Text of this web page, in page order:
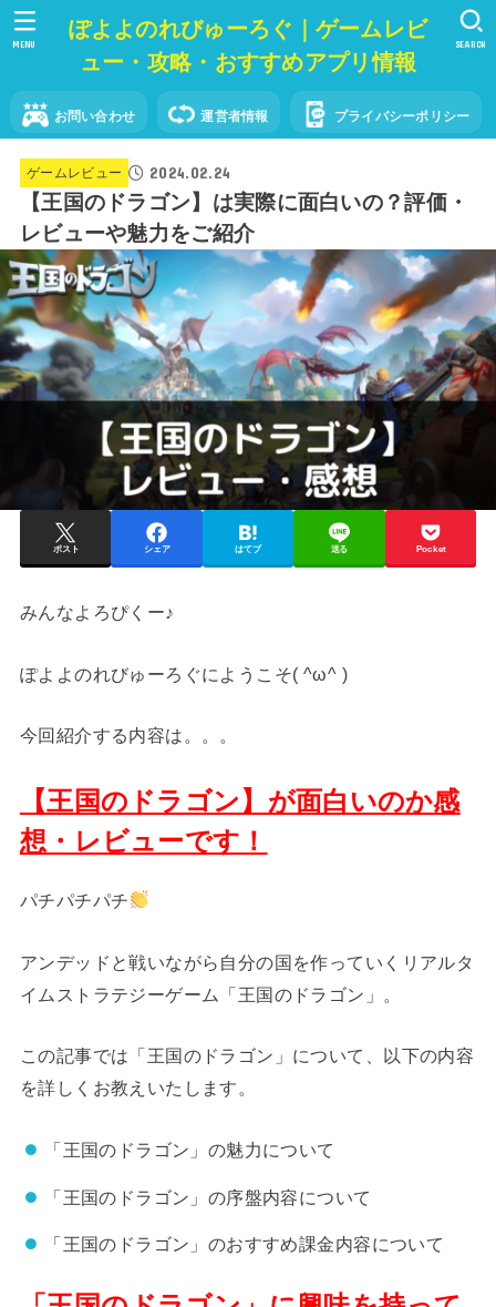
ぽよよのれびゅーろぐ｜ゲームレビ
ュー・攻略・おすすめアプリ情報
お問い合わせ 運営者情報 プライバシーポリシー
SEARCH
MENU
ゲームレビュー 2024.02.24
【王国のドラゴン】は実際に面白いの？評価・
レビューや魅力をご紹介
ポスト シェア はてブ 送る Pocket
みんなよろぴくー♪
ぽよよのれびゅーろぐにようこそ( ^ω^ )
今回紹介する内容は。。。
【王国のドラゴン】が面白いのか感
想・レビューです！
パチパチパチ
アンデッドと戦いながら自分の国を作っていくリアルタ
イムストラテジーゲーム「王国のドラゴン」。
この記事では「王国のドラゴン」について、以下の内容
を詳しくお教えいたします。
「王国のドラゴン」の魅力について
「王国のドラゴン」の序盤内容について
「王国のドラゴン」のおすすめ課金内容について